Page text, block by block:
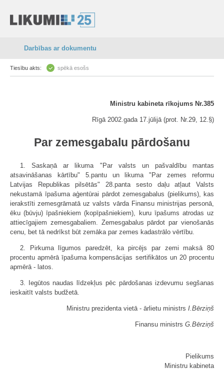
Darbības ar dokumentu
Tiesību akts: spēkā esošs
Ministru kabineta rīkojums Nr.385
Rīgā 2002.gada 17.jūlijā (prot. Nr.29, 12.§)
Par zemesgabalu pārdošanu
1. Saskaņā ar likuma "Par valsts un pašvaldību mantas
atsavināšanas kārtību" 5.pantu un likuma "Par zemes reformu
Latvijas Republikas pilsētās" 28.panta sesto daļu atļaut Valsts
nekustamā īpašuma aģentūrai pārdot zemesgabalus (pielikums), kas
ierakstīti zemesgrāmatā uz valsts vārda Finansu ministrijas personā,
ēku (būvju) īpašniekiem (kopīpašniekiem), kuru īpašums atrodas uz
attiecīgajiem zemesgabaliem. Zemesgabalus pārdot par vienošanās
cenu, bet tā nedrīkst būt zemāka par zemes kadastrālo vērtību.
2. Pirkuma līgumos paredzēt, ka pircējs par zemi maksā 80
procentu apmērā īpašuma kompensācijas sertifikātos un 20 procentu
apmērā - latos.
3. Iegūtos naudas līdzekļus pēc pārdošanas izdevumu segšanas
ieskaitīt valsts budžetā.
Ministru prezidenta vietā - ārlietu ministrs I.Bērziņš
Finansu ministrs G.Bērziņš
Pielikums
Ministru kabineta